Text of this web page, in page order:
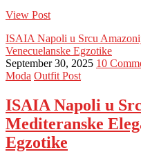
View Post
ISAIA Napoli u Srcu
Venecuelanske Egzotike
September 30, 2025 10
Moda Outfit Post
ISAIA Napoli u
Mediteranske
Egzotike